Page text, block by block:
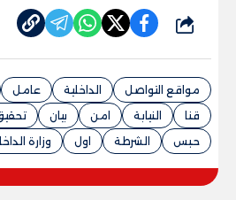
شارك
مواقع التواصل الداخلية عامل
قنا
النيابة امن بيان
حبس
الشرطة اول وزارة